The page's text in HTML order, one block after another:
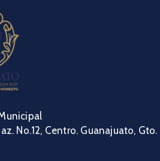
Municipal
No.12, Centro. Guanajuato, Gto.